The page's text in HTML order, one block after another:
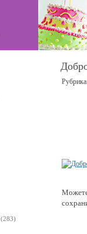
(283)